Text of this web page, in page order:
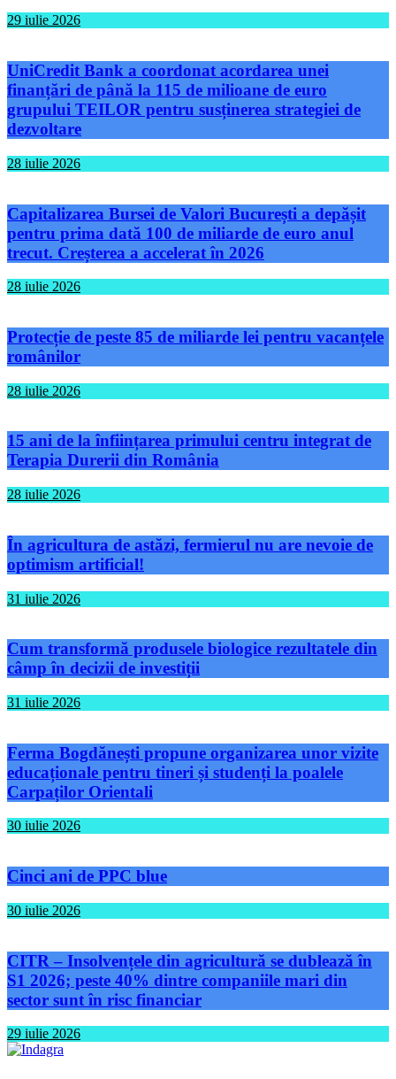
29 iulie 2026
UniCredit Bank a coordonat acordarea unei
finanțări de până la 115 de milioane de euro
grupului TEILOR pentru susținerea strategiei de
dezvoltare
28 iulie 2026
Capitalizarea Bursei de Valori București a depășit
pentru prima dată 100 de miliarde de euro anul
trecut. Creșterea a accelerat în 2026
28 iulie 2026
Protecție de peste 85 de miliarde lei pentru vacanțele
românilor
28 iulie 2026
15 ani de la înființarea primului centru integrat de
Terapia Durerii din România
28 iulie 2026
În agricultura de astăzi, fermierul nu are nevoie de
optimism artificial!
31 iulie 2026
Cum transformă produsele biologice rezultatele din
câmp în decizii de investiții
31 iulie 2026
Ferma Bogdănești propune organizarea unor vizite
educaționale pentru tineri și studenți la poalele
Carpaților Orientali
30 iulie 2026
Cinci ani de PPC blue
30 iulie 2026
CITR – Insolvențele din agricultură se dublează în
S1 2026; peste 40% dintre companiile mari din
sector sunt în risc financiar
29 iulie 2026